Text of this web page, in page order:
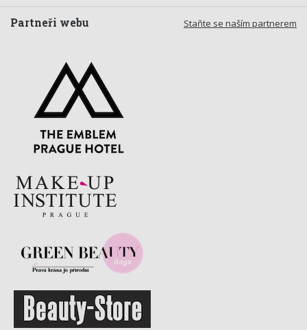
Staňte se naším partnerem
Partneři webu